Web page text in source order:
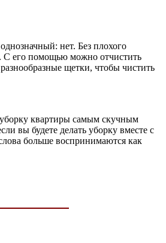
нет. Без плохого
С его помощью можно отчистить
щетки, чтобы чистить
квартиры самым скучным
вы будете делать уборку вместе с
больше воспринимаются как